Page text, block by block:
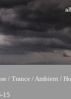
/ Trance / Ambient /
15